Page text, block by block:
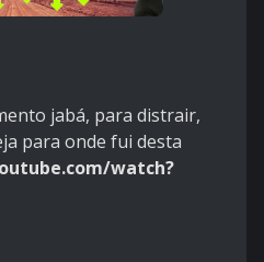
jabá, para distrair,
para onde fui desta
watch?